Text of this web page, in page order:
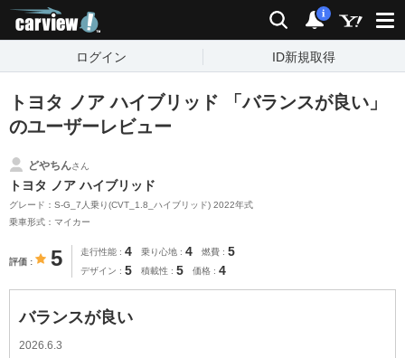
検索 通知
i
ログイン ID新規取得
トヨタ ノア ハイブリッド 「バランスが良い」
のユーザーレビュー
どやちんさん
トヨタ ノア ハイブリッド
グレード：S-G_7人乗り(CVT_1.8_ハイブリッド) 2022年式
乗車形式：マイカー
評価 5 走行性能 4 乗り心地 4 燃費 5
デザイン 5 積載性 5 価格 4
バランスが良い
2026.6.3